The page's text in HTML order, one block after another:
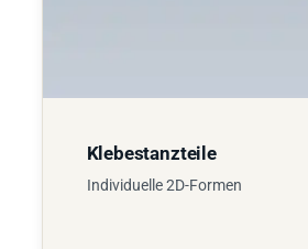
Klebestanzteile
Individuelle 2D-Formen